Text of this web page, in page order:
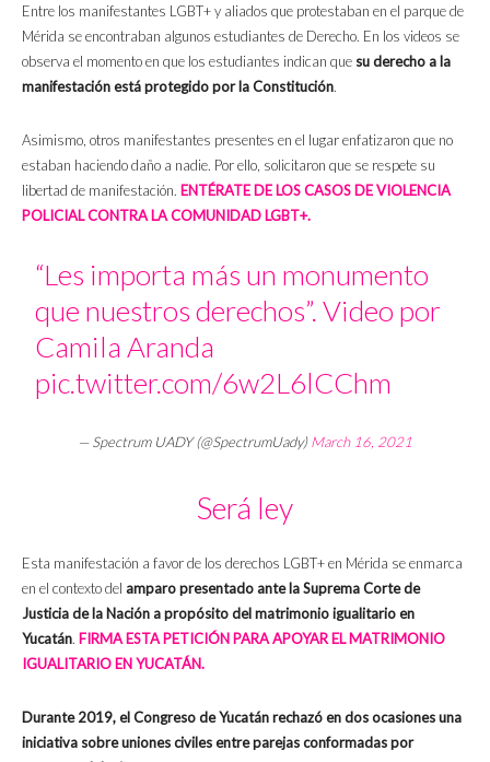
Entre los manifestantes LGBT+ y aliados que protestaban en el parque de
Mérida se encontraban algunos estudiantes de Derecho. En los videos se
observa el momento en que los estudiantes indican que su derecho a la
manifestación está protegido por la Constitución.
Asimismo, otros manifestantes presentes en el lugar enfatizaron que no
estaban haciendo daño a nadie. Por ello, solicitaron que se respete su
libertad de manifestación. ENTÉRATE DE LOS CASOS DE VIOLENCIA
POLICIAL CONTRA LA COMUNIDAD LGBT+.
“Les importa más un monumento
que nuestros derechos”. Video por
Camila Aranda
pic.twitter.com/6w2L6lCChm
— Spectrum UADY (@SpectrumUady)March 16, 2021
Será ley
Esta manifestación a favor de los derechos LGBT+ en Mérida se enmarca
en el contexto del amparo presentado ante la Suprema Corte de
Justicia de la Nación a propósito del matrimonio igualitario en
Yucatán. FIRMA ESTA PETICIÓN PARA APOYAR EL MATRIMONIO
IGUALITARIO EN YUCATÁN.
Durante 2019, el Congreso de Yucatán rechazó en dos ocasiones una
iniciativa sobre uniones civiles entre parejas conformadas por